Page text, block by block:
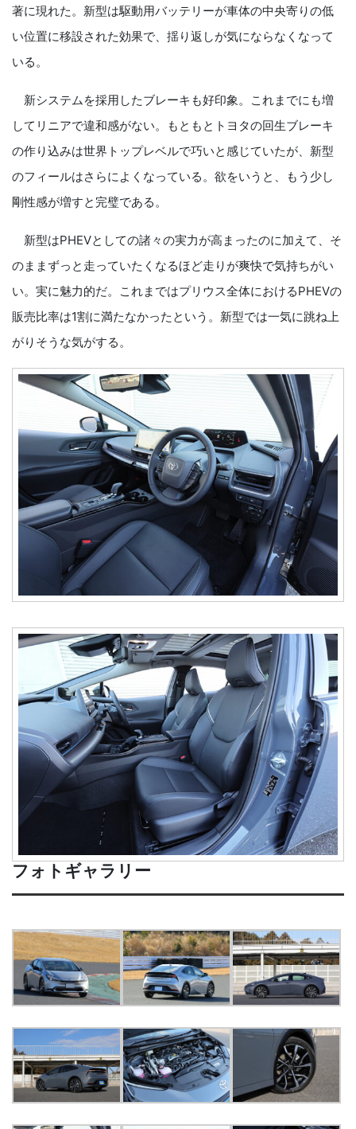
著に現れた。新型は駆動用バッテリーが車体の中央寄りの低
い位置に移設された効果で、揺り返しが気にならなくなって
いる。
新システムを採用したブレーキも好印象。これまでにも増
してリニアで違和感がない。もともとトヨタの回生ブレーキ
の作り込みは世界トップレベルで巧いと感じていたが、新型
のフィールはさらによくなっている。欲をいうと、もう少し
剛性感が増すと完璧である。
新型はPHEVとしての諸々の実力が高まったのに加えて、そ
のままずっと走っていたくなるほど走りが爽快で気持ちがい
い。実に魅力的だ。これまではプリウス全体におけるPHEVの
販売比率は1割に満たなかったという。新型では一気に跳ね上
がりそうな気がする。
フォトギャラリー